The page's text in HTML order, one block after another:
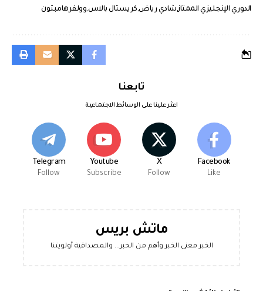
الدوري الإنجليزي الممتاز شادي رياض كريستال بالاسوولفرهامبتون
تابعنا
اعثر علينا على الوسائط الاجتماعية
Facebook
Like
X
Follow
Youtube
Subscribe
Telegram
Follow
ماتش بريس
الخبر معنى الخبر وأهم من الخبر... والمصداقية أولويتنا